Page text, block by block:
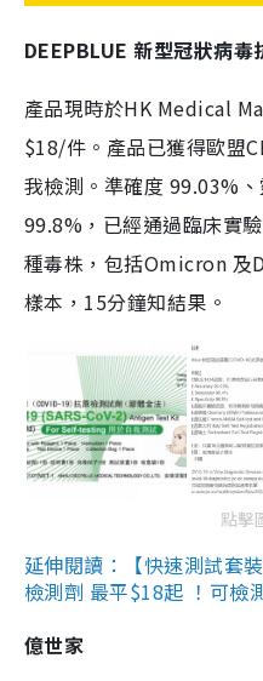
DEEPBLUE 新型冠狀病毒
產品現時於HK Medical
$18/件。產品已獲得歐盟
我檢測。準確度 99.03%
99.8%，已經通過臨床實
種毒株，包括Omicron 及
樣本，15分鐘知結果。
點擊
延伸閱讀：【快速測試套
檢測劑 最平$18起 ！可
億世家